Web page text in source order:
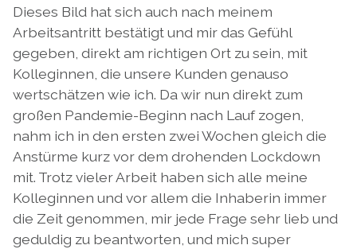
Dieses Bild hat sich auch nach meinem
Arbeitsantritt bestätigt und mir das Gefühl
gegeben, direkt am richtigen Ort zu sein, mit
Kolleginnen, die unsere Kunden genauso
wertschätzen wie ich. Da wir nun direkt zum
großen Pandemie-Beginn nach Lauf zogen,
nahm ich in den ersten zwei Wochen gleich die
Anstürme kurz vor dem drohenden Lockdown
mit. Trotz vieler Arbeit haben sich alle meine
Kolleginnen und vor allem die Inhaberin immer
die Zeit genommen, mir jede Frage sehr lieb und
geduldig zu beantworten, und mich super